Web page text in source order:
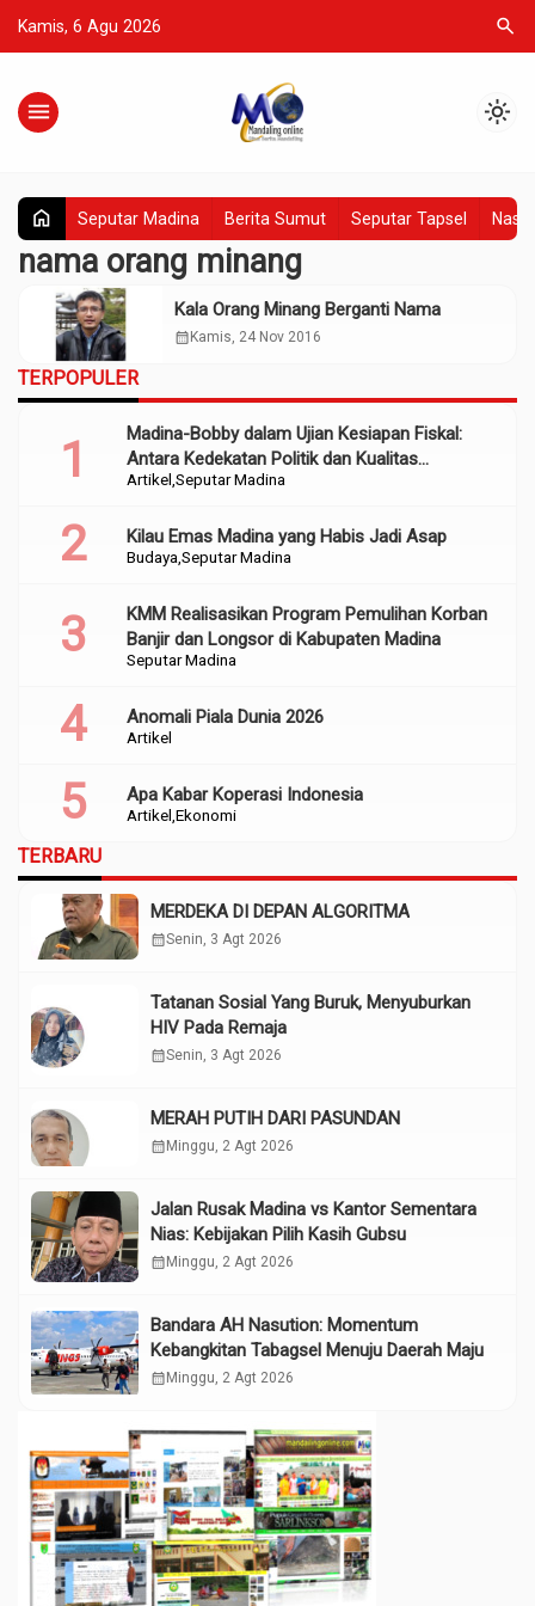
Kamis, 6 Agu 2026 search
menu light_mode
home Seputar Madina Berita Sumut Seputar Tapsel
nama orang minang
Kala Orang Minang Berganti Nama
calendar_month Kamis, 24 Nov 2016
TERPOPULER
Artikel Seputar Madina
Madina-Bobby dalam Ujian Kesiapan Fiskal:
Antara Kedekatan Politik dan Kualitas
Perencanaan
Budaya Seputar Madina
Kilau Emas Madina yang Habis Jadi Asap
Seputar Madina
KMM Realisasikan Program Pemulihan Korban
Banjir dan Longsor di Kabupaten Madina
Artikel
Anomali Piala Dunia 2026
Artikel Ekonomi
Apa Kabar Koperasi Indonesia
TERBARU
MERDEKA DI DEPAN ALGORITMA
calendar_monthSenin, 3 Agt 2026
Tatanan Sosial Yang Buruk, Menyuburkan
HIV Pada Remaja
calendar_monthSenin, 3 Agt 2026
MERAH PUTIH DARI PASUNDAN
calendar_month Minggu, 2 Agt 2026
Jalan Rusak Madina vs Kantor Sementara
Nias: Kebijakan Pilih Kasih Gubsu
calendar_month Minggu, 2 Agt 2026
Bandara AH Nasution: Momentum
Kebangkitan Tabagsel Menuju Daerah Maju
calendar_month Minggu, 2 Agt 2026